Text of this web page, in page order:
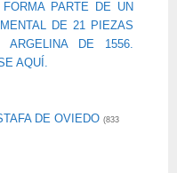
PARTE DE UN
DE 21 PIEZAS
ARGELINA DE 1556.
AQUÍ.
DE OVIEDO (833